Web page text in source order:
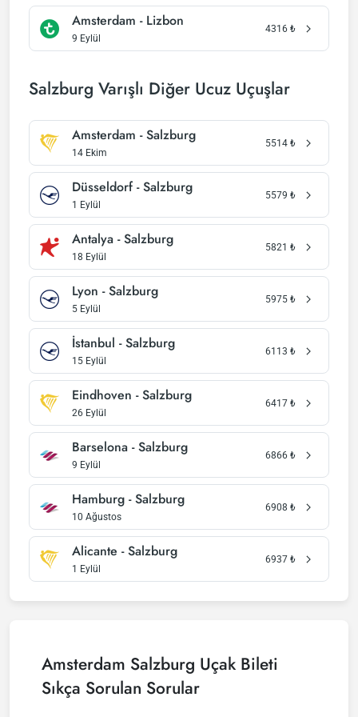
Amsterdam - Lizbon
9 Eylül
4316 ₺
Salzburg Varışlı Diğer Ucuz Uçuşlar
Amsterdam - Salzburg
14 Ekim
5514 ₺
Düsseldorf - Salzburg
1 Eylül
5579 ₺
Antalya - Salzburg
18 Eylül
5821 ₺
Lyon - Salzburg
5 Eylül
5975 ₺
İstanbul - Salzburg
15 Eylül
6113 ₺
Eindhoven - Salzburg
26 Eylül
6417 ₺
Barselona - Salzburg
9 Eylül
6866 ₺
Hamburg - Salzburg
10 Ağustos
6908 ₺
Alicante - Salzburg
1 Eylül
6937 ₺
Amsterdam Salzburg Uçak Bileti
Sıkça Sorulan Sorular